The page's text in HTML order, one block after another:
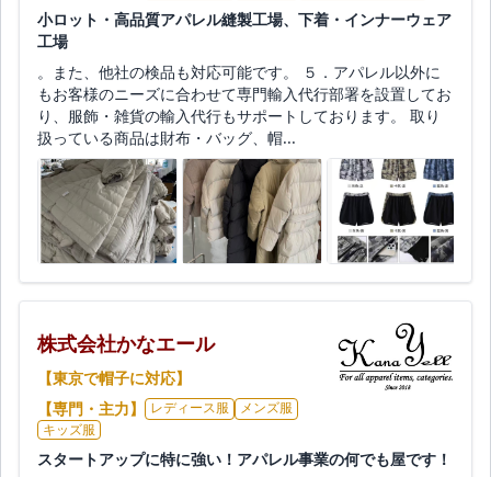
小ロット・高品質アパレル縫製工場、下着・インナーウェア
工場
。また、他社の検品も対応可能です。 ５．アパレル以外に
もお客様のニーズに合わせて専門輸入代行部署を設置してお
り、服飾・雑貨の輸入代行もサポートしております。 取り
扱っている商品は財布・バッグ、帽...
株式会社かなエール
【東京で帽子に対応】
【専門・主力】
レディース服
メンズ服
キッズ服
スタートアップに特に強い！アパレル事業の何でも屋です！